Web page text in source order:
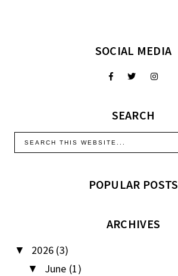
SOCIAL MEDIA
SEARCH
POPULAR POSTS
ARCHIVES
▼ 2026 (3)
▼ June (1)